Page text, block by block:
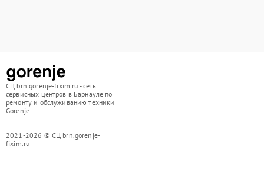
СЦ brn.gorenje-fixim.ru - сеть
сервисных центров в Барнауле по
ремонту и обслуживанию техники
Gorenje
2021-2026 © СЦ brn.gorenje-
fixim.ru